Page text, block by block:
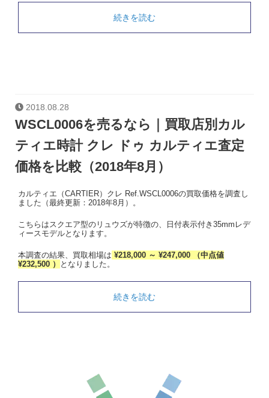
続きを読む
2018.08.28
WSCL0006を売るなら｜買取店別カル
ティエ時計 クレ ドゥ カルティエ査定
価格を比較（2018年8月）
カルティエ（CARTIER）クレ Ref.WSCL0006の買取価格を調査し
ました（最終更新：2018年8月）。
こちらはスクエア型のリュウズが特徴の、日付表示付き35mmレデ
ィースモデルとなります。
本調査の結果、買取相場は ¥218,000 ～ ¥247,000 （中点値
¥232,500 ）
となりました。
続きを読む